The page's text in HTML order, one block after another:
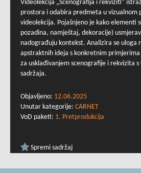
Videolekcija „Scenografija i rekviziti“
prostora i odabira predmeta u vizualnom
videolekcija. Pojašnjeno je kako elementi
pozadina, namještaj, dekoracije)
nadograđuju kontekst. Analizira se uloga
apstraktnih ideja s konkretnim
za usklađivanjem scenografije i rekvizita
sadržaja.
Objavljeno: 12.06.2025
Unutar kategorije: CARNET
VoD paketi: 1. Pretprodukcija
Spremi sadržaj